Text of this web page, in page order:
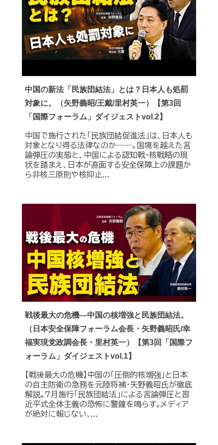
中国の新法「民族団結法」とは？日本人も処罰
対象に。（矢野義昭/王戴/里村英一）【第3回
「国際フォーラム」ダイジェストvol.2】
中国で施行された「民族団結促進法」は、日本人も
対象となり得る法律なのか――。国境を越えた言
論弾圧の実態と、中国による認知戦・核戦略の現
状を踏まえ、日本が直面する安全保障上の課題か
ら非核三原則や核抑止...
戦後最大の危機―中国の核増強と民族団結法。
（日本安全保障フォーラム会長・矢野義昭氏/幸
福実現党政調会長・里村英一）【第3回「国際フ
ォーラム」ダイジェストvol.1】
【戦後最大の危機】中国の｢圧倒的核増強｣と日本
の自主防衛の急務を元陸将補・矢野義昭氏が徹底
解説｡7月施行｢民族団結法｣による言論弾圧と習
近平式全体主義の恐怖に警鐘を鳴らす｡メディア
が絶対に報じない､...